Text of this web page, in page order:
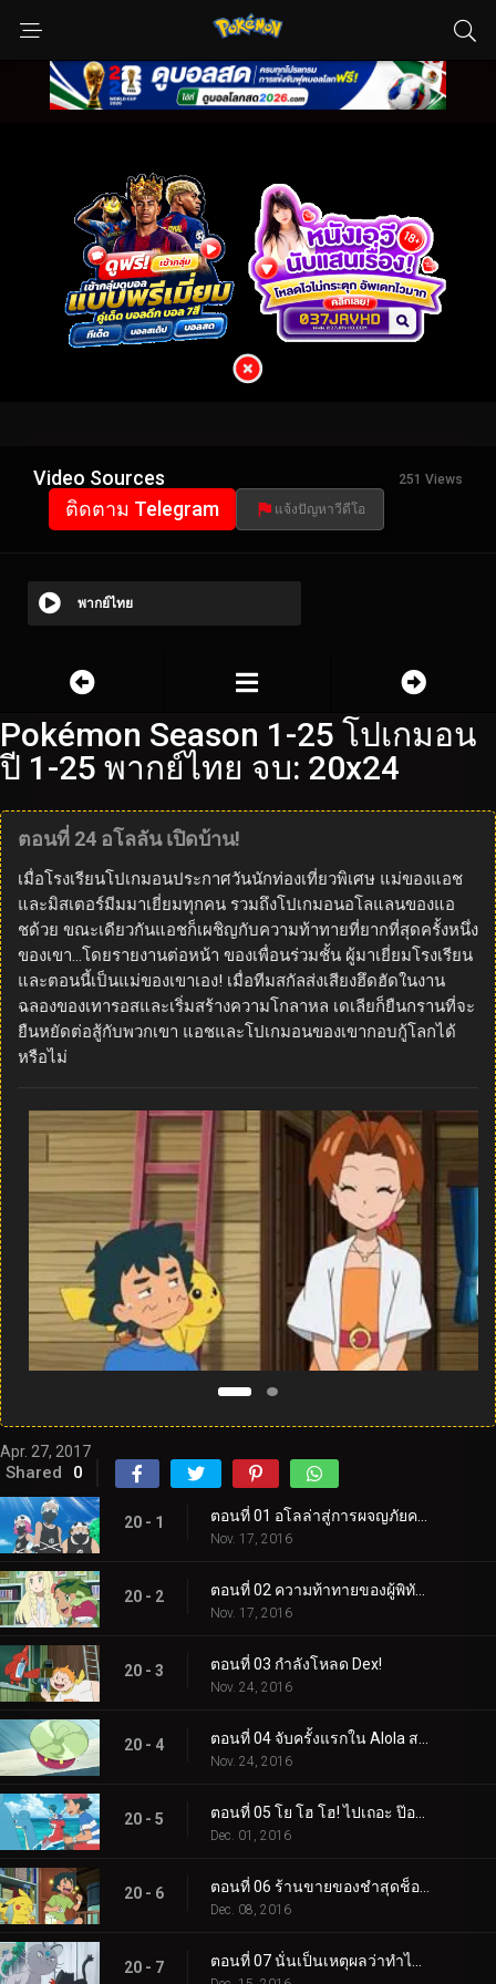
Video Sources 251 Views
ติดตาม Telegram แจ้งปัญหาวีดีโอ
พากย์ไทย
Pokémon Season 1-25 โปเกมอน
ปี 1-25 พากย์ไทย จบ: 20x24
ตอนที่ 24 อโลลัน เปิดบ้าน!
เมื่อโรงเรียนโปเกมอนประกาศวันนักท่องเที่ยวพิเศษ แม่ของแอช
และมิสเตอร์มีมมาเยี่ยมทุกคน รวมถึงโปเกมอนอโลแลนของแอ
ชด้วย ขณะเดียวกันแอชก็เผชิญกับความท้าทายที่ยากที่สุดครั้งหนึ่ง
ของเขา…โดยรายงานต่อหน้า ของเพื่อนร่วมชั้น ผู้มาเยี่ยมโรงเรียน
และตอนนี้เป็นแม่ของเขาเอง! เมื่อทีมสกัลส่งเสียงฮึดฮัดในงาน
ฉลองของเทารอสและเริ่มสร้างความโกลาหล เดเลียก็ยืนกรานที่จะ
ยืนหยัดต่อสู้กับพวกเขา แอชและโปเกมอนของเขากอบกู้โลกได้
หรือไม่
Apr. 27, 2017
Shared 0
20 - 1
Nov. 17, 2016
20 - 2
Nov. 17, 2016
20 - 3 ตอนที่ 03 กำลังโหลด Dex!
Nov. 24, 2016
20 - 4
Nov. 24, 2016
20 - 5
Dec. 01, 2016
20 - 6
Dec. 08, 2016
20 - 7